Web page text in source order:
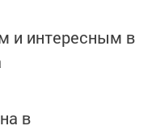
и интересным в
в